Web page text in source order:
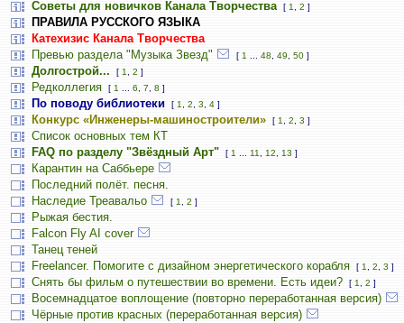
Советы для новичков Канала Творчества [ 1 2 ]
ПРАВИЛА РУССКОГО ЯЗЫКА
Катехизис Канала Творчества
Превью раздела "Музыка Звезд"
[ 1 48 49 50 ]
Долгострой... [ 1 2 ]
Редколлегия [ 1 6 7 8 ]
По поводу библиотеки [ 1 2 3 4 ]
Конкурс «Инженеры-машиностроители» [ 1 2 3 ]
Список основных тем КТ
FAQ по разделу "Звёздный Арт"
[ 1 11 12 13 ]
Карантин на Саббьере
Последний полёт. песня.
Наследие Треавальо
[ 1 2 ]
Рыжая бестия.
Falcon Fly AI cover
Танец теней
Freelancer. Помогите с дизайном энергетического корабля
[ 1 2 3 ]
Снять бы фильм о путешествии во времени. Есть идеи? [ 1 2 ]
Восемнадцатое воплощение (повторно переработанная версия)
Чёрные против красных (переработанная версия)